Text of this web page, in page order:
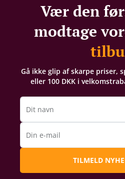
Vær den
modtage
Gå ikke glip af skarpe priser,
eller 100 DKK i
Dit navn
Din e-mail
TILMELD